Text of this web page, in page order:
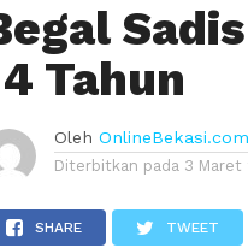
Tahun
Oleh OnlineBekasi.com
Diterbitkan pada 3 Maret
SHARE TWEET